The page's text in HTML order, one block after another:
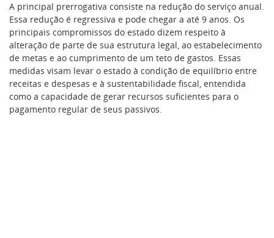
A principal prerrogativa consiste na redução do serviço anual.
Essa redução é regressiva e pode chegar a até 9 anos. Os
principais compromissos do estado dizem respeito à
alteração de parte de sua estrutura legal, ao estabelecimento
de metas e ao cumprimento de um teto de gastos. Essas
medidas visam levar o estado à condição de equilíbrio entre
receitas e despesas e à sustentabilidade fiscal, entendida
como a capacidade de gerar recursos suficientes para o
pagamento regular de seus passivos.